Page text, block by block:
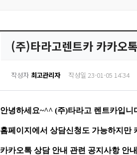
(주)타라고렌트카 카카오
작성자 최고관리자 작성일 23-01-05 14:34
안녕하세요~^^ (주)타라고 렌트카입니
홈페이지에서 상담신청도 가능하지만
카카오톡 상담 안내 관련 공지사항 안